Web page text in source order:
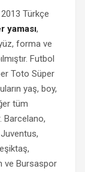
Türkçe
yaması,
forma ve
Futbol
Toto Süper
yaş, boy,
tüm
Barcelano,
ve Bursaspor